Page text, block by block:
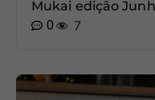
Mukai edição
0
7